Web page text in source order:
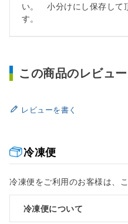
冷凍便
冷凍便をご利用のお客様は、
冷凍便について
い。 小分けにし保存して
す。
この商品のレビュー
レビューを書く